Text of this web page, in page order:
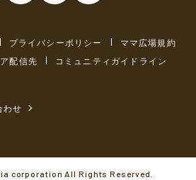
プライバシーポリシー
ママ広場規約
配信先 コミュニティガイドライン
わせ
corporation All Rights Reserved.